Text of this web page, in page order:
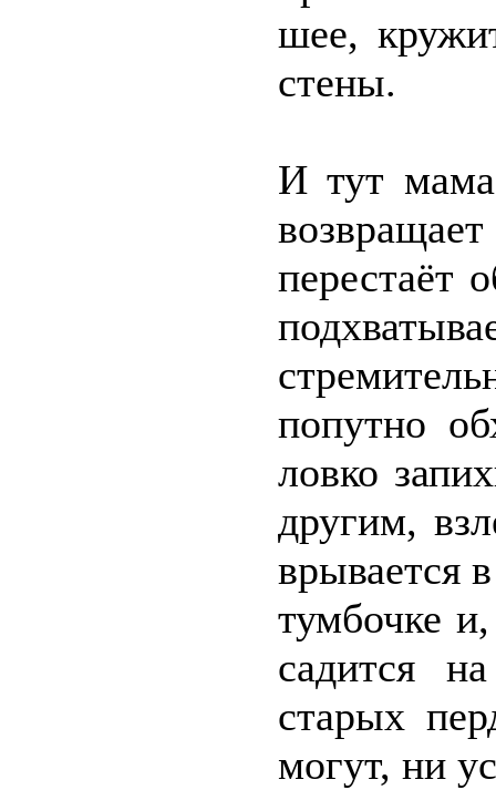
шее,
стены.
И тут мама
перестаёт
попутно
ловко
другим,
врывается
тумбочке
садится
старых
могут, ни